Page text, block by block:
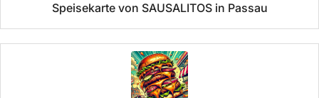
Speisekarte von SAUSALITOS in Passau